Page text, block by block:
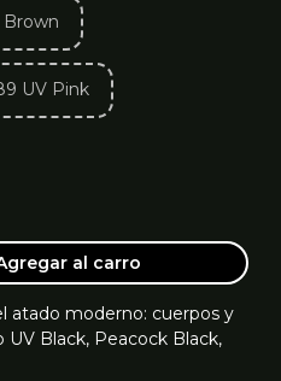
Brown
UV Pink
al carro
atado moderno: cuerpos y
Black, Peacock Black,